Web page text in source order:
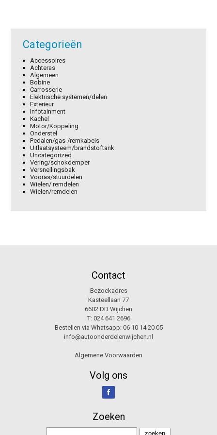
Categorieën
Accessoires
Achteras
Algemeen
Bobine
Carrosserie
Elektrische systemen/delen
Exterieur
Infotainment
Kachel
Motor/Koppeling
Onderstel
Pedalen/gas-/remkabels
Uitlaatsysteem/brandstoftank
Uncategorized
Vering/schokdemper
Versnellingsbak
Vooras/stuurdelen
Wielen/ remdelen
Wielen/remdelen
Contact
Bezoekadres
Kasteellaan 77
6602 DD Wijchen
T: 024 641 2696
Bestellen via Whatsapp: 06 10 14 20 05
info@autoonderdelenwijchen.nl
Algemene Voorwaarden
Volg ons
Zoeken